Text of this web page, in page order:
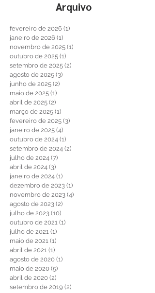
Arquivo
fevereiro de 2026 (1)1 post
janeiro de 2026 (1)1 post
novembro de 2025 (1)
outubro de 2025 (1)
setembro de 2025
agosto de 2025 (3)
junho de 2025 (2)
maio de 2025 (1)1 post
abril de 2025 (2)2 posts
março de 2025 (1)1 post
fevereiro de 2025 (3)
janeiro de 2025 (4) 4 posts
outubro de 2024
setembro de 2024
julho de 2024 (7)7 posts
abril de 2024 (3)3 posts
janeiro de 2024 (1)1 post
dezembro de 2023
novembro de 2023
agosto de 2023 (2)2 posts
julho de 2023 (10)
outubro de 2021
julho de 2021 (1)
maio de 2021 (1) 1 post
abril de 2021 (1)1 post
agosto de 2020
maio de 2020 (5)5 posts